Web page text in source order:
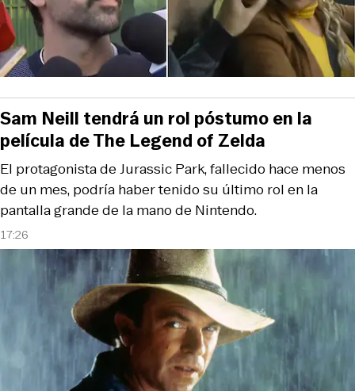
17:26
El protagonista de Jurassic Park, fallecido hace menos
de un mes, podría haber tenido su último rol en la
pantalla grande de la mano de Nintendo.
Sam Neill tendrá un rol póstumo en la
película de The Legend of Zelda